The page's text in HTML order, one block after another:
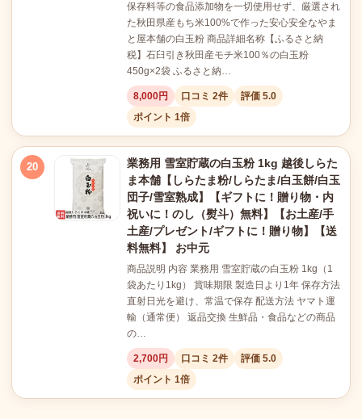
保存料等の食品添加物を一切使用せず、厳選され
た秋田県産もち米100%で作った安心安全なやま
と屋本舗の白玉粉 商品詳細名称【ふるさと納
税】石臼引き秋田産モチ米100％の白玉粉
450g×2袋 ふるさと納…
8,000円 口コミ 2件
評価 5.0
ポイント 1倍
20
業務用 雪室貯蔵の白玉粉 1kg 越後しらた
ま本舗【しらたま粉/しらたま/白玉餅/白玉
団子/雪室熟成】【ギフトに！贈り物・内
祝いに！のし（熨斗）無料】【お土産/手
土産/プレゼント/ギフトに！贈り物】【送
料無料】 お中元
商品説明 内容 業務用 雪室貯蔵の白玉粉 1kg（1
袋あたり1kg） 賞味期限 製造日より1年 保存方法
直射日光を避け、常温で保存 配送方法 ヤマト運
輸（通常便） 返品交換 生鮮品・食品などの商品
の…
2,700円 口コミ 2件
評価 5.0
ポイント 1倍